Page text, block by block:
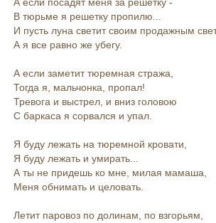
В тюрьме я решетку пропилю...
И пусть луна светит своим продажным
А я все равно же убегу.
А если заметит тюремная стража,
Тогда я, мальчонка, пропал!
Тревога и выстрел, и вниз головою
С баркаса я сорвался и упал.
Я буду лежать на тюремной кровати,
Я буду лежать и умирать...
А ты не придешь ко мне, милая мамаша,
Меня обнимать и целовать.
Летит паровоз по долинам, по взгорьям,